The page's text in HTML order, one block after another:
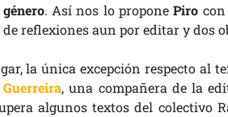
. Así nos lo proponePiro
reflexiones aun por editar y dos
la única excepción respecto al
, una compañera de la
algunos textos del colectivo